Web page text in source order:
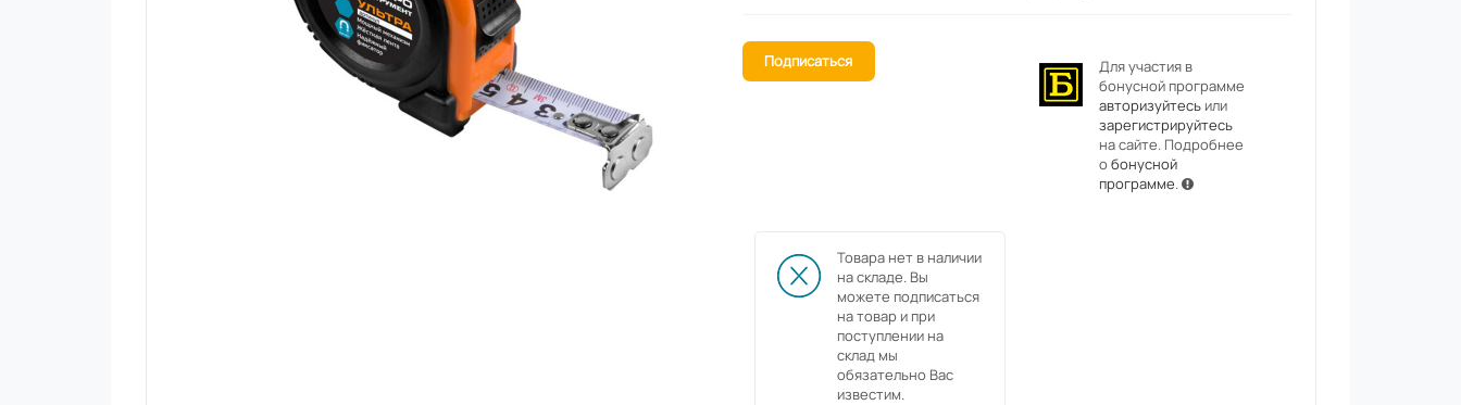
Подписаться
Для участия в
бонусной программе
авторизуйтесьили
зарегистрируйтесь
на сайте. Подробнее
обонусной
программе.
Товара нет в наличии
на складе. Вы
можете подписаться
на товар и при
поступлении на
склад мы
обязательно Вас
известим.